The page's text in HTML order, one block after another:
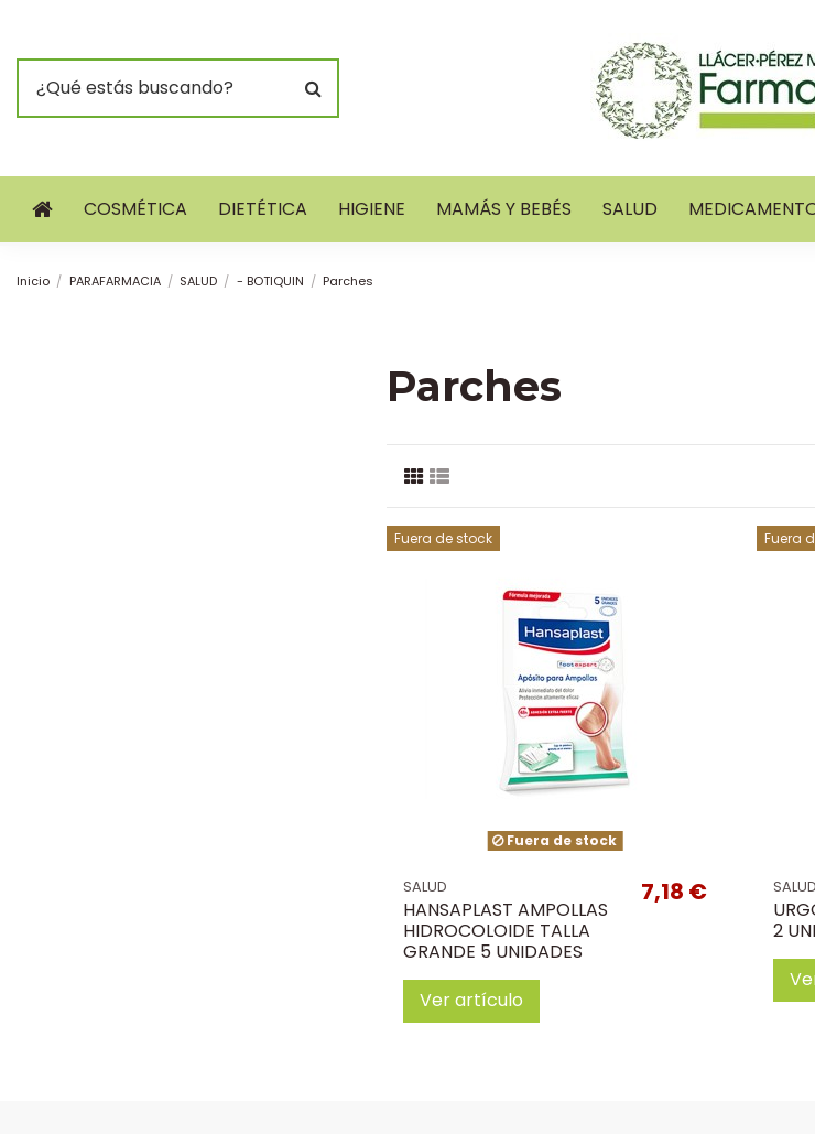
COSMÉTICA DIETÉTICA HIGIENE MAMÁS Y BEBÉS SALUD
Inicio PARAFARMACIA SALUD - BOTIQUIN Parches
Parches
Fuera de stock
Fuera de stock
SALUD
HANSAPLAST AMPOLLAS
HIDROCOLOIDE TALLA
GRANDE 5 UNIDADES
7,18 €
Ver artículo
Fuera
SALUD
2